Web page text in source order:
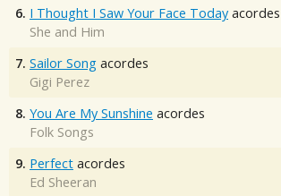
6. I Thought I Saw Your Face Today acordes
She and Him
7. Sailor Song acordes
Gigi Perez
8. You Are My Sunshine acordes
Folk Songs
9. Perfect acordes
Ed Sheeran